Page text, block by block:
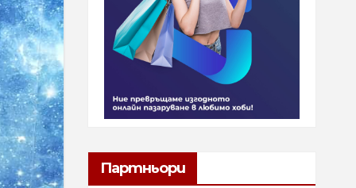
Партньори